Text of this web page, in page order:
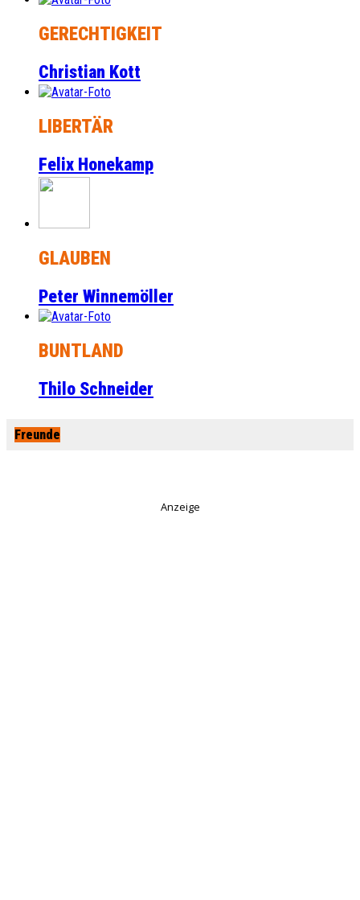
GERECHTIGKEIT
Christian Kott
LIBERTÄR
Felix Honekamp
GLAUBEN
Peter Winnemöller
BUNTLAND
Thilo Schneider
Freunde
Anzeige